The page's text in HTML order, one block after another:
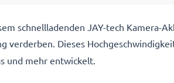
schnellladenden JAY-tech Kamera-
verderben. Dieses
und mehr entwickelt.